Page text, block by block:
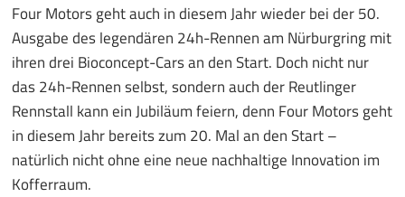
Four Motors geht auch in diesem Jahr wieder bei der 50.
Ausgabe des legendären 24h-Rennen am Nürburgring mit
ihren drei Bioconcept-Cars an den Start. Doch nicht nur
das 24h-Rennen selbst, sondern auch der Reutlinger
Rennstall kann ein Jubiläum feiern, denn Four Motors geht
in diesem Jahr bereits zum 20. Mal an den Start –
natürlich nicht ohne eine neue nachhaltige Innovation im
Kofferraum.